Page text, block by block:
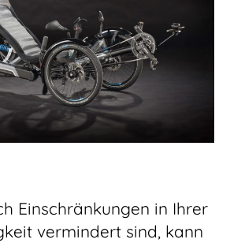
Einschränkungen in Ihrer
vermindert sind, kann